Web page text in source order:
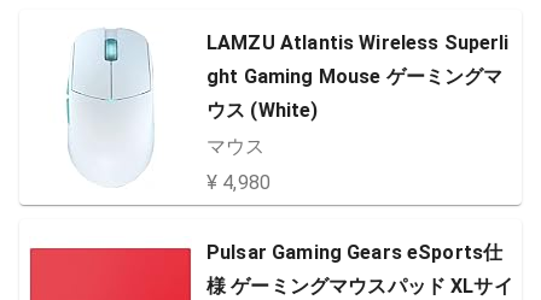
LAMZU Atlantis Wireless Superli
ght Gaming Mouse ゲーミングマ
ウス (White)
マウス
¥ 4,980
Pulsar Gaming Gears eSports仕
様 ゲーミングマウスパッド XLサイ